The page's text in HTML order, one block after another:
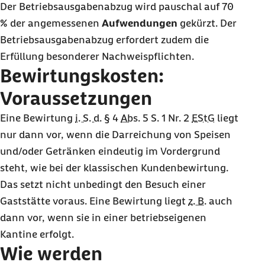
Der Betriebsausgabenabzug wird pauschal auf 70
% der angemessenen Aufwendungen gekürzt. Der
Betriebsausgabenabzug erfordert zudem die
Erfüllung besonderer Nachweispflichten.
Bewirtungskosten:
Voraussetzungen
Eine Bewirtung i. S. d. § 4 Abs. 5 S. 1 Nr. 2 EStG liegt
nur dann vor, wenn die Darreichung von Speisen
und/oder Getränken eindeutig im Vordergrund
steht, wie bei der klassischen Kundenbewirtung.
Das setzt nicht unbedingt den Besuch einer
Gaststätte voraus. Eine Bewirtung liegt z. B. auch
dann vor, wenn sie in einer betriebseigenen
Kantine erfolgt.
Wie werden